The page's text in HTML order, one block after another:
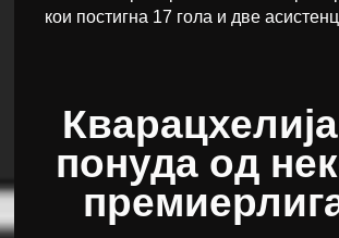
кои постигна 17 гола и две
понуда од